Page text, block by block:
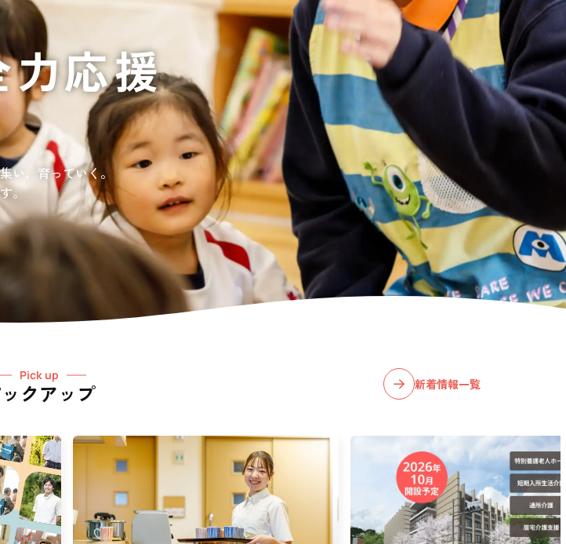
施設等に短期宿泊して介護、
施設等に通って介護、リハビリを受けたい
通いや短期宿泊を組み合わせて介護、
リハビリを受けたい
福祉器具（車いす・ベッド等）を利用したい
指して。
る
く対応していきます。
い、育っていく。
。
環境を提供するとともに、
いる学童保育所です。
Pick up
クアップ 新着情報一覧